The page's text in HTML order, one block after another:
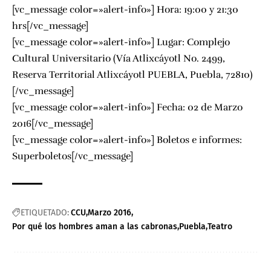
[vc_message color=»alert-info»] Hora: 19:00 y 21:30
hrs[/vc_message]
[vc_message color=»alert-info»] Lugar: Complejo
Cultural Universitario (Vía Atlixcáyotl No. 2499,
Reserva Territorial Atlixcáyotl PUEBLA, Puebla, 72810)
[/vc_message]
[vc_message color=»alert-info»] Fecha: 02 de Marzo
2016[/vc_message]
[vc_message color=»alert-info»] Boletos e informes:
Superboletos[/vc_message]
ETIQUETADO:CCUMarzo 2016
Por qué los hombres aman a las cabronas Puebla Teatro